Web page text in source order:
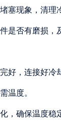
塞现象，清理
是否有磨损，
好，连接好冷
温度。
，确保温度稳